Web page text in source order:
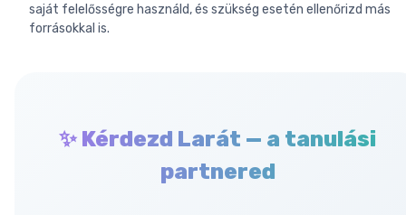
saját felelősségre használd, és szükség esetén ellenőrizd más
forrásokkal is.
✨ Kérdezd Larát — a tanulási
partnered